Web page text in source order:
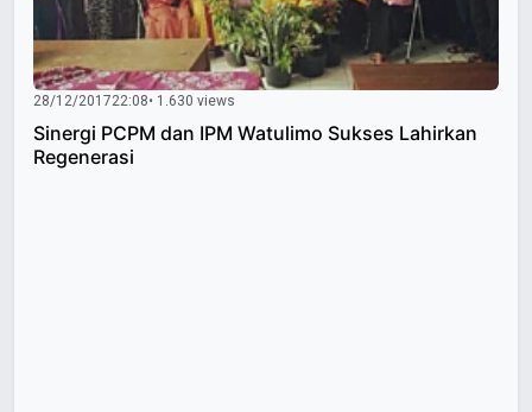
28/12/201722:08• 1.630 views
Sinergi PCPM dan IPM Watulimo Sukses Lahirkan
Regenerasi